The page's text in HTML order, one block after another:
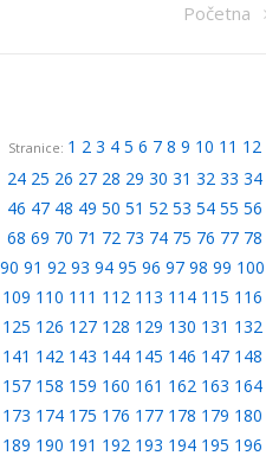
Početna
Stranice: 1 2 3 4 5 6 7 8 9 10 11 12
24 25 26 27 28 29 30 31 32 33 34
46 47 48 49 50 51 52 53 54 55 56
68 69 70 71 72 73 74 75 76 77 78
90 91 92 93 94 95 96 97 98 99 100
109 110 111 112 113 114 115 116
125 126 127 128 129 130 131 132
141 142 143 144 145 146 147 148
157 158 159 160 161 162 163 164
173 174 175 176 177 178 179 180
189 190 191 192 193 194 195 196